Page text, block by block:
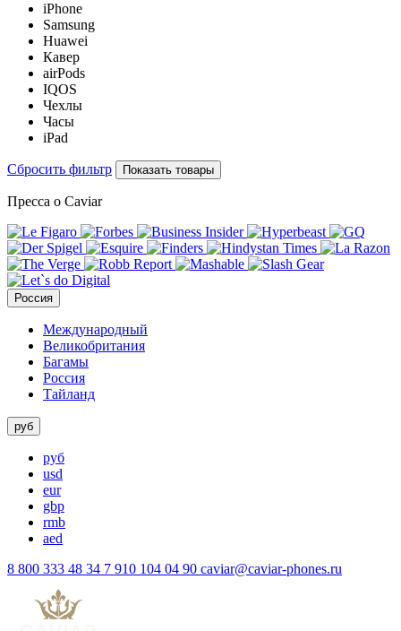
iPhone
Samsung
Huawei
Кавер
airPods
IQOS
Чехлы
Часы
iPad
Сбросить фильтр Показать товары
Пресса о Caviar
Россия
Международный
Великобритания
Багамы
Россия
Тайланд
руб
руб
usd
eur
gbp
rmb
aed
8 800 333 48 34 7 910 104 04 90 caviar@caviar-phones.ru